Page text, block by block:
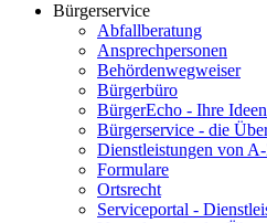
Bürgerservice
Abfallberatung
Ansprechpersonen
Behördenwegweiser
Bürgerbüro
BürgerEcho - Ihre
Bürgerservice - die
Dienstleistungen von
Formulare
Ortsrecht
Serviceportal -